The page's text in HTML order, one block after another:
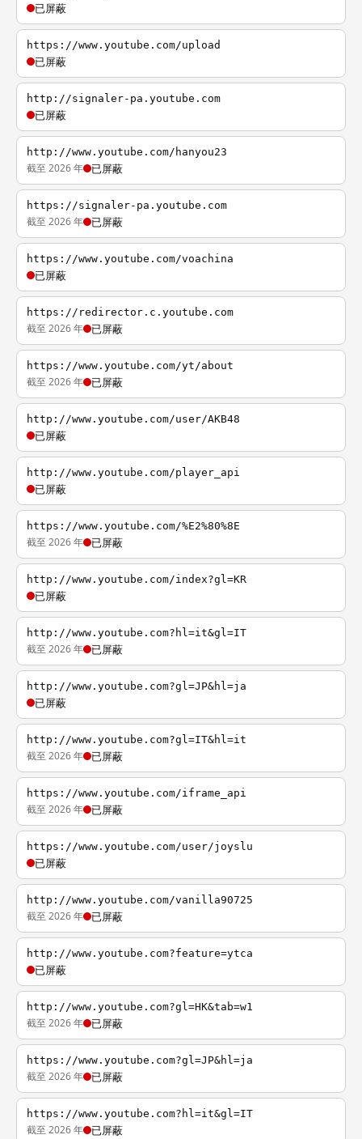
已屏蔽
https://www.youtube.com/upload
已屏蔽
http://signaler-pa.youtube.com
已屏蔽
http://www.youtube.com/hanyou23
截至 2026 年 已屏蔽
https://signaler-pa.youtube.com
截至 2026 年 已屏蔽
https://www.youtube.com/voachina
已屏蔽
https://redirector.c.youtube.com
截至 2026 年 已屏蔽
https://www.youtube.com/yt/about
截至 2026 年 已屏蔽
http://www.youtube.com/user/AKB48
已屏蔽
http://www.youtube.com/player_api
已屏蔽
https://www.youtube.com/%E2%80%8E
截至 2026 年 已屏蔽
http://www.youtube.com/index?gl=KR
已屏蔽
http://www.youtube.com?hl=it&gl=IT
截至 2026 年 已屏蔽
http://www.youtube.com?gl=JP&hl=ja
已屏蔽
http://www.youtube.com?gl=IT&hl=it
截至 2026 年 已屏蔽
https://www.youtube.com/iframe_api
截至 2026 年 已屏蔽
https://www.youtube.com/user/joyslu
已屏蔽
http://www.youtube.com/vanilla90725
截至 2026 年 已屏蔽
http://www.youtube.com?feature=ytca
已屏蔽
http://www.youtube.com?gl=HK&tab=w1
截至 2026 年 已屏蔽
https://www.youtube.com?gl=JP&hl=ja
截至 2026 年 已屏蔽
https://www.youtube.com?hl=it&gl=IT
截至 2026 年 已屏蔽